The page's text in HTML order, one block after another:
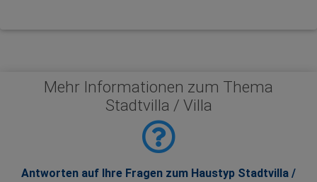
Mehr Informationen zum Thema
Stadtvilla / Villa
Antworten auf Ihre Fragen zum Haustyp Stadtvilla /